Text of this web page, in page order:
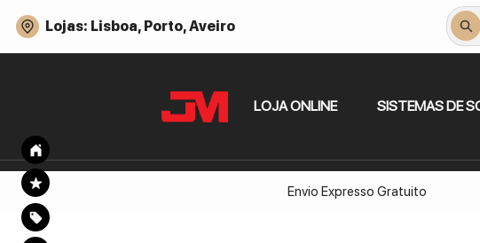
LOJA ONLINE SISTEMAS DE
Lojas: Lisboa, Porto, Aveiro
Envio Expresso Gratuito